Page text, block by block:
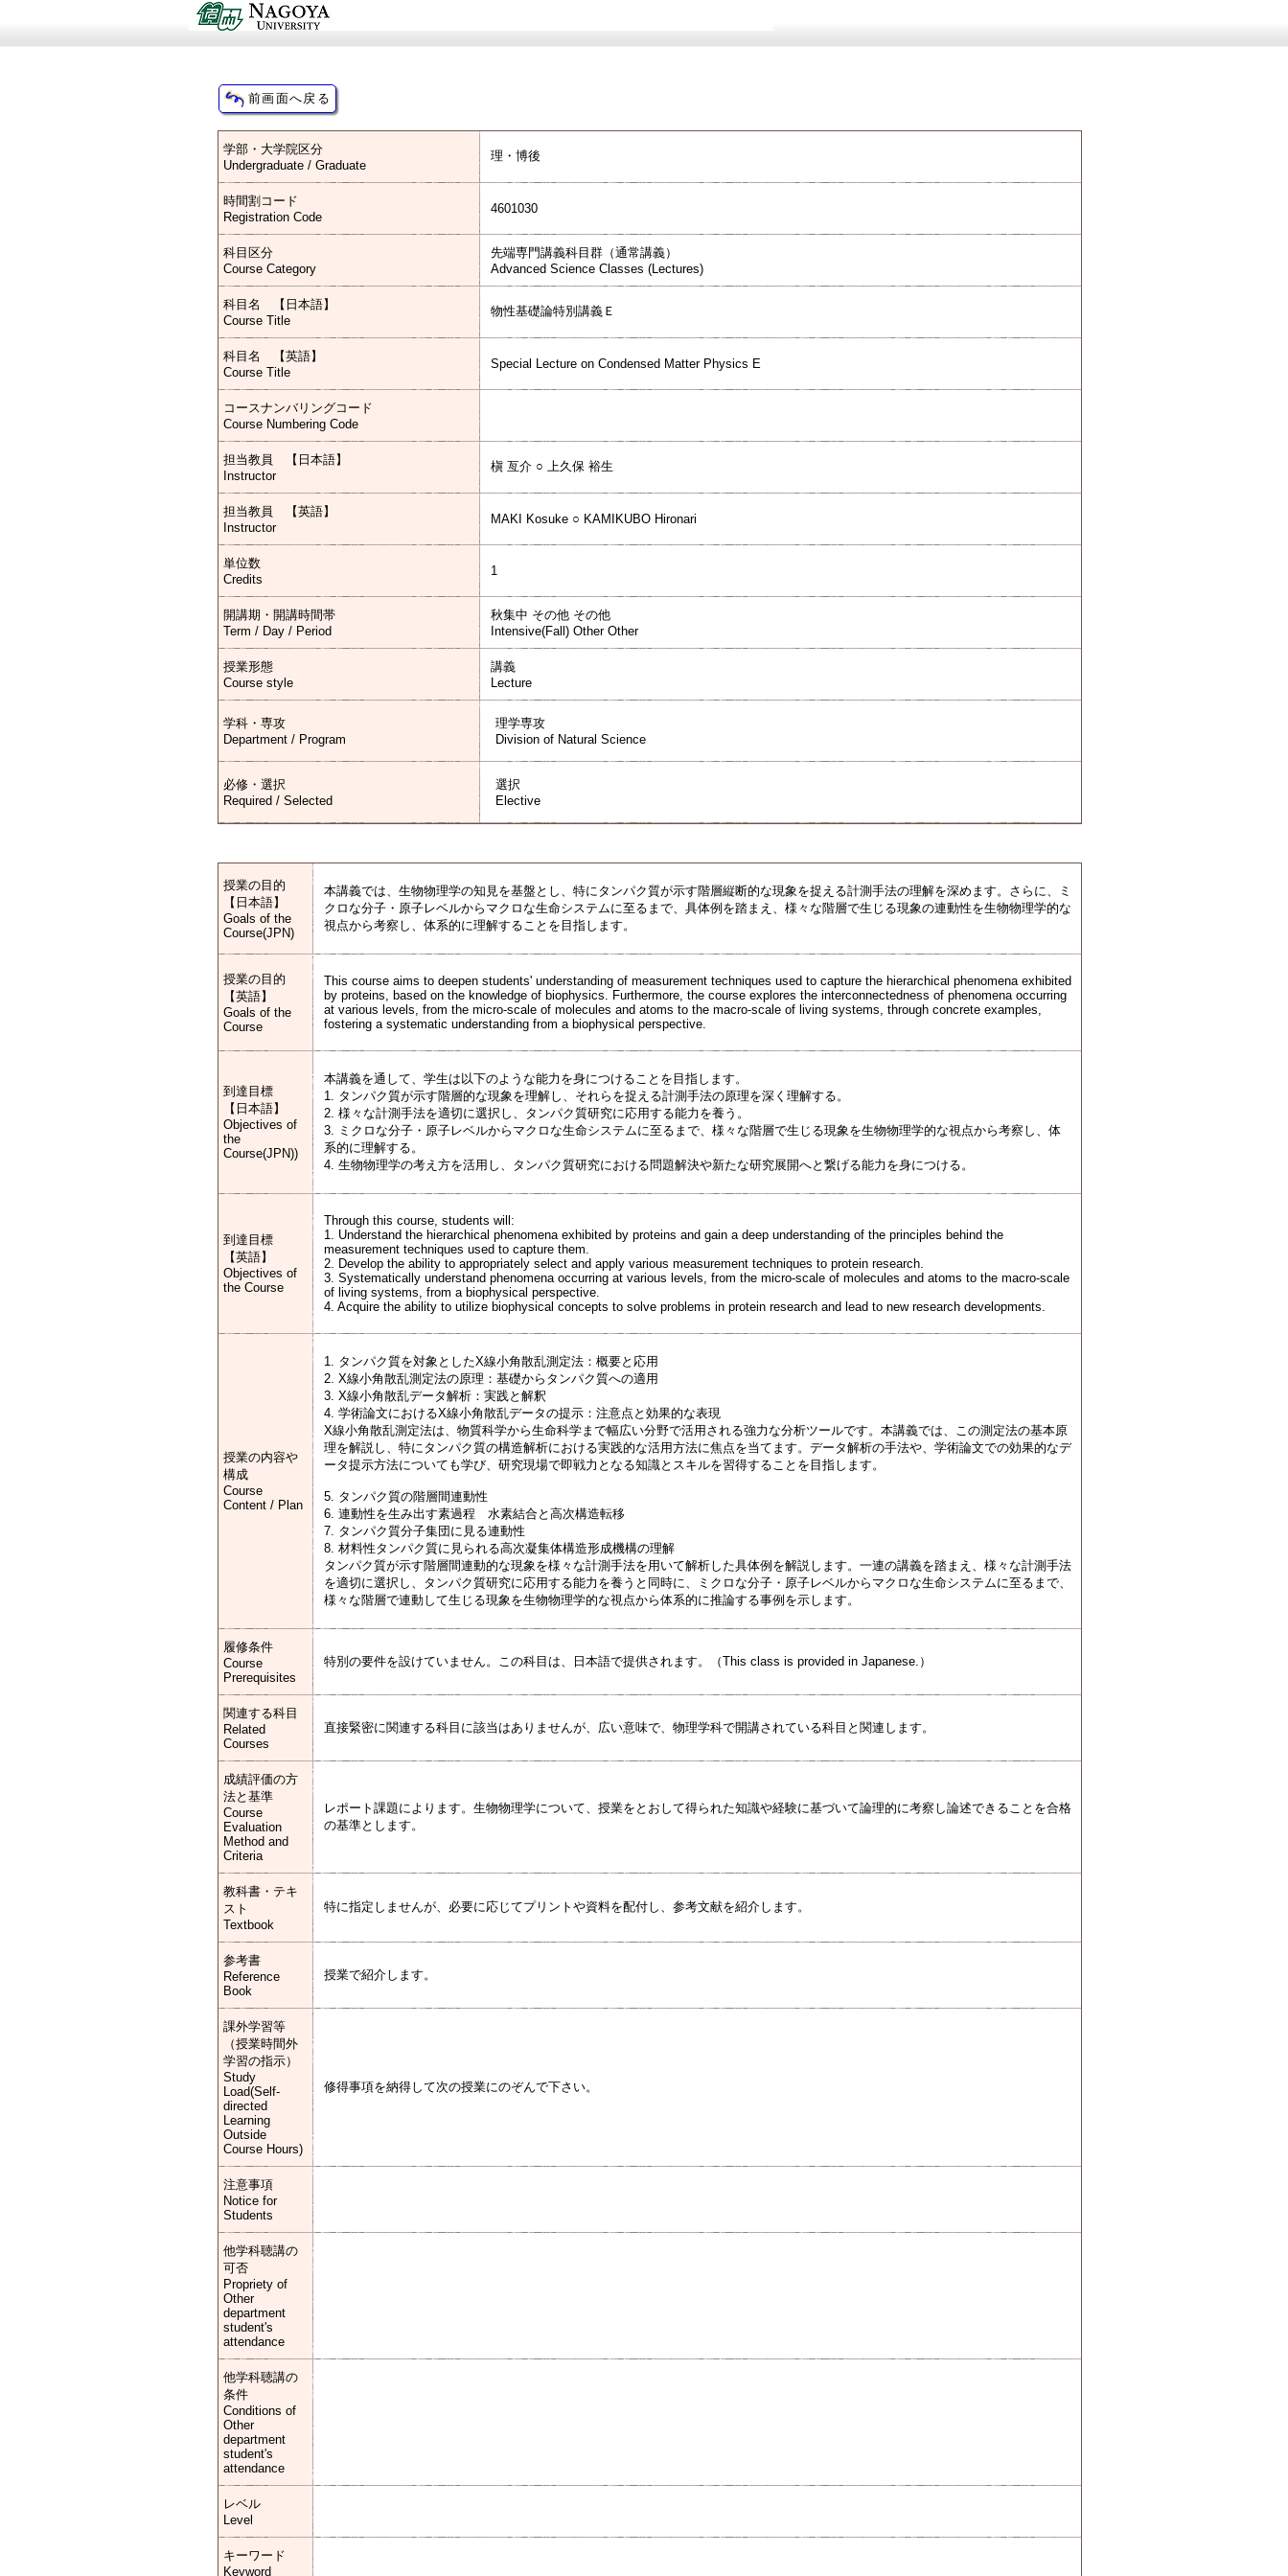
学部・大学院区分
Undergraduate / Graduate
理・博後
時間割コード
Registration Code
4601030
科目区分
Course Category
先端専門講義科目群（通常講義）
Advanced Science Classes (Lectures)
科目名 【日本語】
Course Title
物性基礎論特別講義Ｅ
科目名 【英語】
Course Title
Special Lecture on Condensed Matter Physics E
コースナンバリングコード
Course Numbering Code
担当教員 【日本語】
Instructor
槇 亙介 ○ 上久保 裕生
担当教員 【英語】
Instructor
MAKI Kosuke ○ KAMIKUBO Hironari
単位数
Credits
1
開講期・開講時間帯
Term / Day / Period
秋集中 その他 その他
Intensive(Fall) Other Other
授業形態
Course style
講義
Lecture
学科・専攻
Department / Program
理学専攻
Division of Natural Science
必修・選択
Required / Selected
選択
Elective
授業の目的
【日本語】
Goals of the
Course(JPN)
本講義では、生物物理学の知見を基盤とし、特にタンパク質が示す階層縦断的な現象を捉える計測手法の理解を深めます。さらに、ミ
クロな分子・原子レベルからマクロな生命システムに至るまで、具体例を踏まえ、様々な階層で生じる現象の連動性を生物物理学的な
視点から考察し、体系的に理解することを目指します。
授業の目的
【英語】
Goals of the
Course
This course aims to deepen students' understanding of measurement techniques used to capture the hierarchical phenomena exhibited
by proteins, based on the knowledge of biophysics. Furthermore, the course explores the interconnectedness of phenomena occurring
at various levels, from the micro-scale of molecules and atoms to the macro-scale of living systems, through concrete examples,
fostering a systematic understanding from a biophysical perspective.
到達目標
【日本語】
Objectives of
the
Course(JPN))
本講義を通して、学生は以下のような能力を身につけることを目指します。
1. タンパク質が示す階層的な現象を理解し、それらを捉える計測手法の原理を深く理解する。
2. 様々な計測手法を適切に選択し、タンパク質研究に応用する能力を養う。
3. ミクロな分子・原子レベルからマクロな生命システムに至るまで、様々な階層で生じる現象を生物物理学的な視点から考察し、体
系的に理解する。
4. 生物物理学の考え方を活用し、タンパク質研究における問題解決や新たな研究展開へと繋げる能力を身につける。
到達目標
【英語】
Objectives of
the Course
Through this course, students will:
1. Understand the hierarchical phenomena exhibited by proteins and gain a deep understanding of the principles behind the
measurement techniques used to capture them.
2. Develop the ability to appropriately select and apply various measurement techniques to protein research.
3. Systematically understand phenomena occurring at various levels, from the micro-scale of molecules and atoms to the macro-scale
of living systems, from a biophysical perspective.
4. Acquire the ability to utilize biophysical concepts to solve problems in protein research and lead to new research developments.
授業の内容や
構成
Course
Content / Plan
1. タンパク質を対象としたX線小角散乱測定法：概要と応用
2. X線小角散乱測定法の原理：基礎からタンパク質への適用
3. X線小角散乱データ解析：実践と解釈
4. 学術論文におけるX線小角散乱データの提示：注意点と効果的な表現
X線小角散乱測定法は、物質科学から生命科学まで幅広い分野で活用される強力な分析ツールです。本講義では、この測定法の基本原
理を解説し、特にタンパク質の構造解析における実践的な活用方法に焦点を当てます。データ解析の手法や、学術論文での効果的なデ
ータ提示方法についても学び、研究現場で即戦力となる知識とスキルを習得することを目指します。
5. タンパク質の階層間連動性
6. 連動性を生み出す素過程 水素結合と高次構造転移
7. タンパク質分子集団に見る連動性
8. 材料性タンパク質に見られる高次凝集体構造形成機構の理解
タンパク質が示す階層間連動的な現象を様々な計測手法を用いて解析した具体例を解説します。一連の講義を踏まえ、様々な計測手法
を適切に選択し、タンパク質研究に応用する能力を養うと同時に、ミクロな分子・原子レベルからマクロな生命システムに至るまで、
様々な階層で連動して生じる現象を生物物理学的な視点から体系的に推論する事例を示します。
履修条件
Course
Prerequisites
特別の要件を設けていません。この科目は、日本語で提供されます。（This class is provided in Japanese.）
関連する科目
Related
Courses
直接緊密に関連する科目に該当はありませんが、広い意味で、物理学科で開講されている科目と関連します。
成績評価の方
法と基準
Course
Evaluation
Method and
Criteria
レポート課題によります。生物物理学について、授業をとおして得られた知識や経験に基づいて論理的に考察し論述できることを合格
の基準とします。
教科書・テキ
スト
Textbook
特に指定しませんが、必要に応じてプリントや資料を配付し、参考文献を紹介します。
参考書
Reference
Book
授業で紹介します。
課外学習等
（授業時間外
学習の指示）
Study
Load(Self-
directed
Learning
Outside
Course Hours)
修得事項を納得して次の授業にのぞんで下さい。
注意事項
Notice for
Students
他学科聴講の
可否
Propriety of
Other
department
student's
attendance
他学科聴講の
条件
Conditions of
Other
department
student's
attendance
レベル
Level
キーワード
Keyword